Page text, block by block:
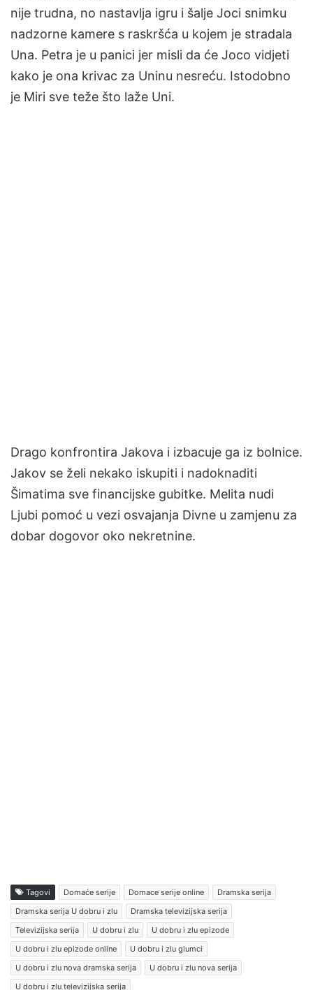
nije trudna, no nastavlja igru i šalje Joci snimku
nadzorne kamere s raskršća u kojem je stradala
Una. Petra je u panici jer misli da će Joco vidjeti
kako je ona krivac za Uninu nesreću. Istodobno
je Miri sve teže što laže Uni.
Drago konfrontira Jakova i izbacuje ga iz bolnice.
Jakov se želi nekako iskupiti i nadoknaditi
Šimatima sve financijske gubitke. Melita nudi
Ljubi pomoć u vezi osvajanja Divne u zamjenu za
dobar dogovor oko nekretnine.
Tagovi Domaće serije Domace serije online
Dramska serija
Dramska serija U dobru i zlu
Dramska televizijska serija
Televizijska serija
U dobru i zlu
U dobru i zlu epizode
U dobru i zlu epizode online
U dobru i zlu glumci
U dobru i zlu nova dramska serija
U dobru i zlu nova serija
U dobru i zlu televizijska serija